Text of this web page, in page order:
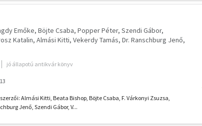
Emőke Böjte Csaba Popper Péter Szendi Gábor
Katalin Almási Kitti Vekerdy Tamás Dr. Ranschburg Jenő
jó állapotú antikvár könyv
Almási Kitti, Beata Bishop, Böjte Csaba, F. Várkonyi Zsuzsa,
Jenő, Szendi Gábor, V...